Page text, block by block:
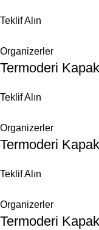
Teklif Alın
Organizerler
Termoderi
Teklif Alın
Organizerler
Termoderi
Teklif Alın
Organizerler
Termoderi